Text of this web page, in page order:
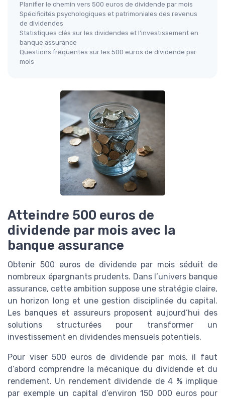
Planifier le chemin vers 500 euros de dividende par mois
Spécificités psychologiques et patrimoniales des revenus
de dividendes
Statistiques clés sur les dividendes et l’investissement en
banque assurance
Questions fréquentes sur les 500 euros de dividende par
mois
Atteindre 500 euros de
dividende par mois avec la
banque assurance
Obtenir 500 euros de dividende par mois séduit de
nombreux épargnants prudents. Dans l’univers banque
assurance, cette ambition suppose une stratégie claire,
un horizon long et une gestion disciplinée du capital.
Les banques et assureurs proposent aujourd’hui des
solutions structurées pour transformer un
investissement en dividendes mensuels potentiels.
Pour viser 500 euros de dividende par mois, il faut
d’abord comprendre la mécanique du dividende et du
rendement. Un rendement dividende de 4 % implique
par exemple un capital d’environ 150 000 euros pour